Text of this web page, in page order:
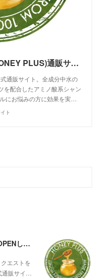
【公式】ハニープラス(HONEY PLUS)通販サイト｜生ハチミツヘアケア
通販サイト。全成分中水の
を配合したアミノ酸系シャン
にお悩みの方に効果を実…
ト
ハニープラス公式通販サイトをOPENしました
エストを
販サイ…